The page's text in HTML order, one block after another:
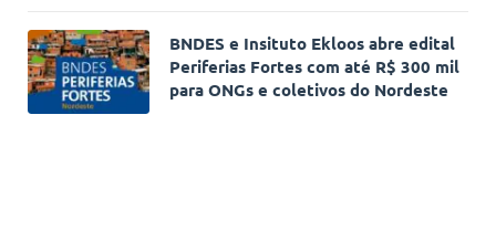
BNDES e Insituto Ekloos abre edital
Periferias Fortes com até R$ 300 mil
para ONGs e coletivos do Nordeste